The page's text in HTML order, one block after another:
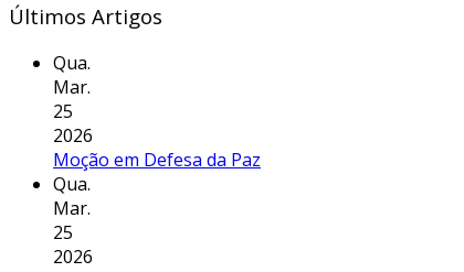
Últimos Artigos
Qua.
Mar.
25
2026
Moção em Defesa da Paz
Qua.
Mar.
25
2026